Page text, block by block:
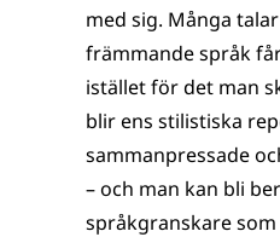
med sig. Många
främmande språk
istället för det man
blir ens stilistiska
sammanpressade
– och man kan bli
språkgranskare